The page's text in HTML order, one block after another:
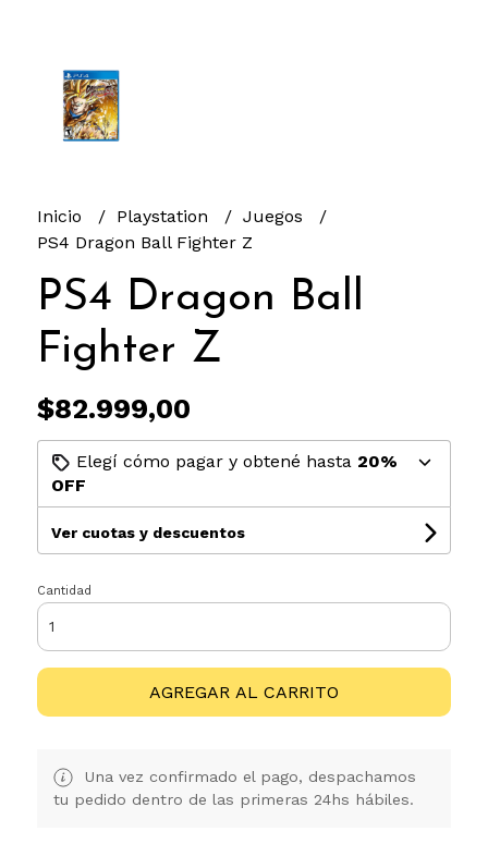
Inicio Playstation
Juegos
PS4 Dragon Ball Fighter Z
PS4 Dragon Ball
Fighter Z
$82.999,00
Elegí cómo pagar y obtené hasta 20%
OFF
Ver cuotas y descuentos
Cantidad
AGREGAR AL CARRITO
Una vez confirmado el pago, despachamos
tu pedido dentro de las primeras 24hs hábiles.